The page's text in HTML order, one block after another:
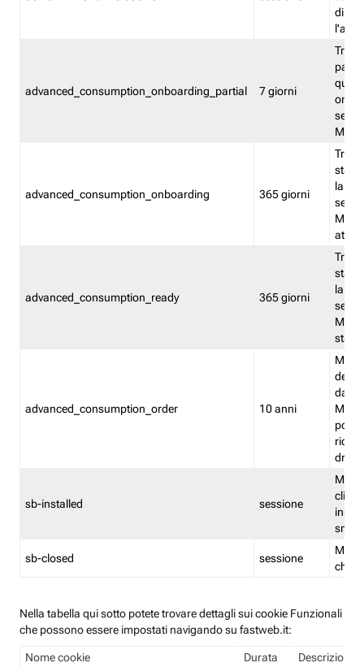
advanced_consumption_onboarding_partial 7 giorni
advanced_consumption_onboarding 365 giorni
stata
la
advanced_consumption_ready 365 giorni
stata
la
stato
advanced_consumption_order 10 anni
delle
sb-installed sessione
sb-closed sessione
Nella tabella qui sotto potete trovare dettagli sui cookie Funzionali
che possono essere impostati navigando su fastweb.it:
Nome cookie Durata Descrizione